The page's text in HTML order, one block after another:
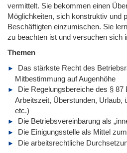
vermittelt. Sie bekommen einen
Möglichkeiten, sich konstruktiv und
Beschäftigten einzumischen. Sie
zu beachten ist und versuchen sich
Themen
Das stärkste Recht des
Mitbestimmung auf Augenhöhe
Die Regelungsbereiche des §
Arbeitszeit, Überstunden, Urlaub,
etc.)
Die Betriebsvereinbarung als
Die Einigungsstelle als Mittel
Die arbeitsrechtliche